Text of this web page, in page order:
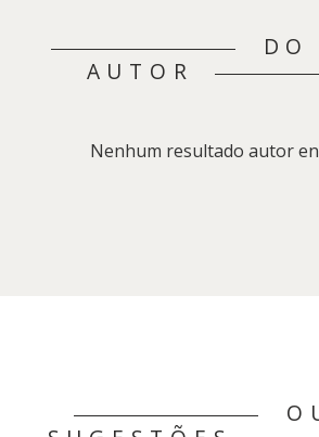
DO
AUTOR
Nenhum resultado autor